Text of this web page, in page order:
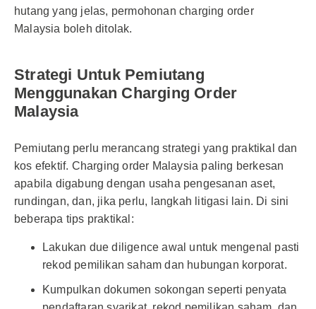
hutang yang jelas, permohonan charging order
Malaysia boleh ditolak.
Strategi Untuk Pemiutang
Menggunakan Charging Order
Malaysia
Pemiutang perlu merancang strategi yang praktikal dan
kos efektif. Charging order Malaysia paling berkesan
apabila digabung dengan usaha pengesanan aset,
rundingan, dan, jika perlu, langkah litigasi lain. Di sini
beberapa tips praktikal:
Lakukan due diligence awal untuk mengenal pasti
rekod pemilikan saham dan hubungan korporat.
Kumpulkan dokumen sokongan seperti penyata